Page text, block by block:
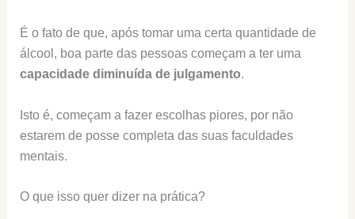
É o fato de que, após tomar uma certa quantidade de
álcool, boa parte das pessoas começam a ter uma
capacidade diminuída de julgamento.
Isto é, começam a fazer escolhas piores, por não
estarem de posse completa das suas faculdades
mentais.
O que isso quer dizer na prática?